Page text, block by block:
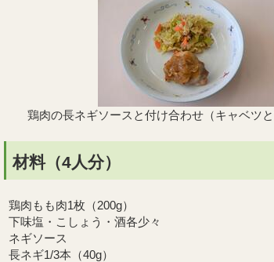
鶏肉の長ネギソースと付け合わせ（キャベツと
材料（4人分）
鶏肉もも肉1枚（200g）
下味塩・こしょう・酒各少々
ネギソース
長ネギ1/3本（40g）